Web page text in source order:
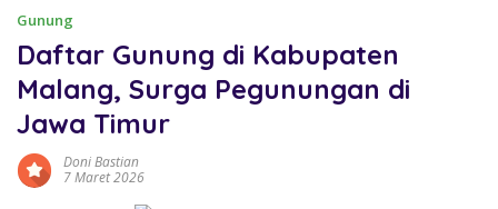
Gunung
Daftar Gunung di Kabupaten
Malang, Surga Pegunungan di
Jawa Timur
Doni Bastian
7 Maret 2026